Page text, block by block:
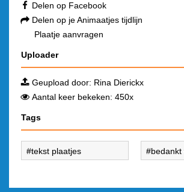
Delen op Facebook
Delen op je Animaatjes tijdlijn
Plaatje aanvragen
Uploader
Geupload door: Rina Dierickx
Aantal keer bekeken: 450x
Tags
tekst plaatjes